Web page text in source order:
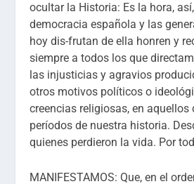
ocultar la Historia: Es la hora,
democracia española y las
hoy dis-frutan de ella honren y
siempre a todos los que
las injusticias y agravios
otros motivos políticos o
creencias religiosas, en aquellos
períodos de nuestra historia.
quienes perdieron la vida. Por
MANIFESTAMOS: Que, en el